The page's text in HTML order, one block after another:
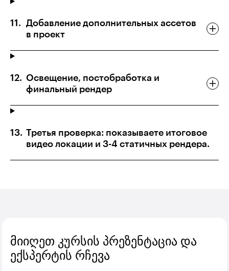
Добавление дополнительных ассетов
в проект
Освещение, постобработка и
финальный рендер
Третья проверка: показываете итоговое
видео локации и 3-4 статичных рендера.
მიიღეთ კურსის პრეზენტაცია და
ექსპერტის რჩევა